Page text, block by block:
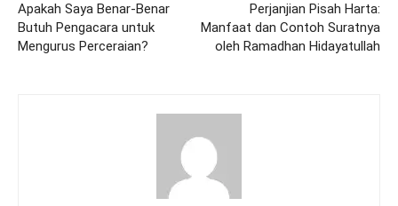
Apakah Saya Benar-Benar
Butuh Pengacara untuk
Mengurus Perceraian?
Perjanjian Pisah Harta:
Manfaat dan Contoh Suratnya
oleh Ramadhan Hidayatullah